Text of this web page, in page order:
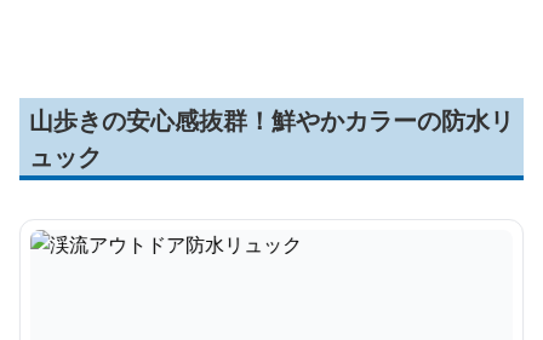
山歩きの安心感抜群！鮮やかカラーの防水リ
ュック